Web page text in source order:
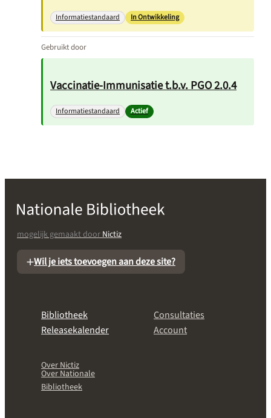
Informatiestandaard In Ontwikkeling
Gebruikt door
Vaccinatie-Immunisatie t.b.v. PGO 2.0.4
Informatiestandaard Actief
mogelijk gemaakt doorNictiz
Wil je iets toevoegen aan deze site?
Bibliotheek
Releasekalender
Consultaties
Account
Over Nictiz
Over Nationale
Bibliotheek